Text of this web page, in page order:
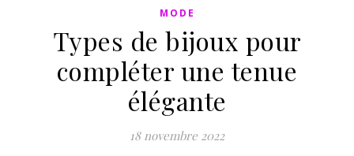
MODE
Types de bijoux pour
compléter une tenue
élégante
18 novembre 2022